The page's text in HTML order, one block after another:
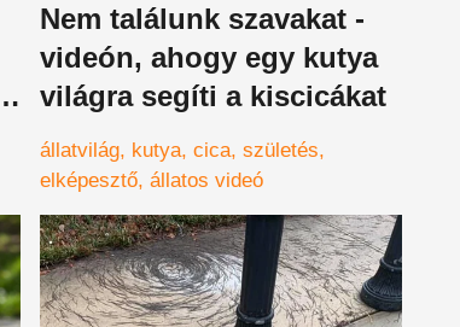
Nem találunk szavakat -
videón, ahogy egy kutya
világra segíti a kiscicákat
állatvilág kutya cica születés
elképesztő állatos videó